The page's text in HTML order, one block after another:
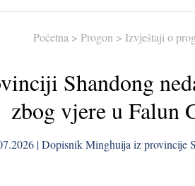
Početna > Progon > Izvještaji o
Shandong
zbog vjere u Falun
| Dopisnik Minghuija iz provincije